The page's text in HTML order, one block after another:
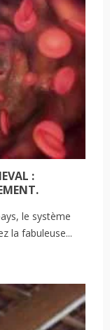
:
le système
la fabuleuse...